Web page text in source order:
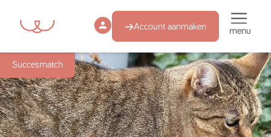
Account aanmaken menu
Succesmatch